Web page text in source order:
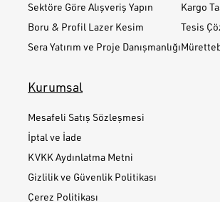
Sektöre Göre Alışveriş Yapın
Boru & Profil Lazer Kesim
Sera Yatırım ve Proje Danışmanlığı
Kargo
Tesis
Kurumsal
Mesafeli Satış Sözleşmesi
İptal ve İade
KVKK Aydınlatma Metni
Gizlilik ve Güvenlik Politikası
Çerez Politikası